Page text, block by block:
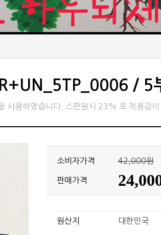
/ 5
사용하였습니다. 스판원사 23% 로 착용감이
소비자가격 42,000원
판매가격
원산지 대한민국